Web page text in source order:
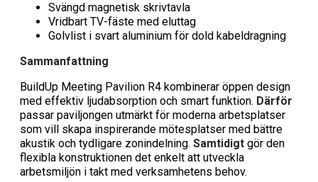
Svängd magnetisk skrivtavla
Vridbart TV-fäste med eluttag
Golvlist i svart aluminium för dold kabeldragning
Sammanfattning
BuildUp Meeting Pavilion R4 kombinerar öppen design
med effektiv ljudabsorption och smart funktion. Därför
passar paviljongen utmärkt för moderna arbetsplatser
som vill skapa inspirerande mötesplatser med bättre
akustik och tydligare zonindelning. Samtidigt gör den
flexibla konstruktionen det enkelt att utveckla
arbetsmiljön i takt med verksamhetens behov.